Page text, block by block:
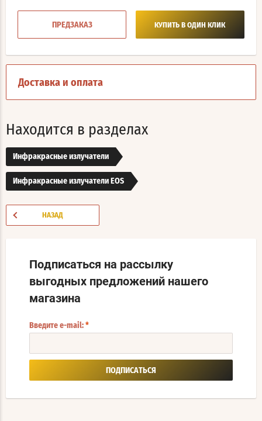
ПРЕДЗАКАЗ КУПИТЬ В ОДИН КЛИК
Доставка и оплата
Находится в разделах
Инфракрасные излучатели
Инфракрасные излучатели EOS
НАЗАД
Подписаться на рассылку
выгодных предложений нашего
магазина
Введите e-mail: *
ПОДПИСАТЬСЯ